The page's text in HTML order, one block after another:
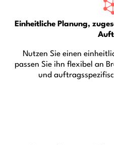
Einheitliche Planung,
Nutzen Sie einen
passen Sie ihn flexibel an
und